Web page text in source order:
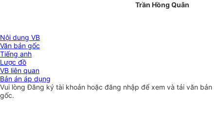
Trần Hồng Quân
Nội dung VB
Văn bản gốc
Tiếng anh
Lược đồ
VB liên quan
Bản án áp dụng
Vui lòngĐăng ký tài khoản hoặc đăng nhập để xem và tải văn bản
gốc.